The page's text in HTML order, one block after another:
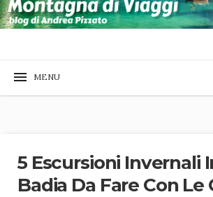
5 Escursioni Invernali
Badia Da Fare Con Le